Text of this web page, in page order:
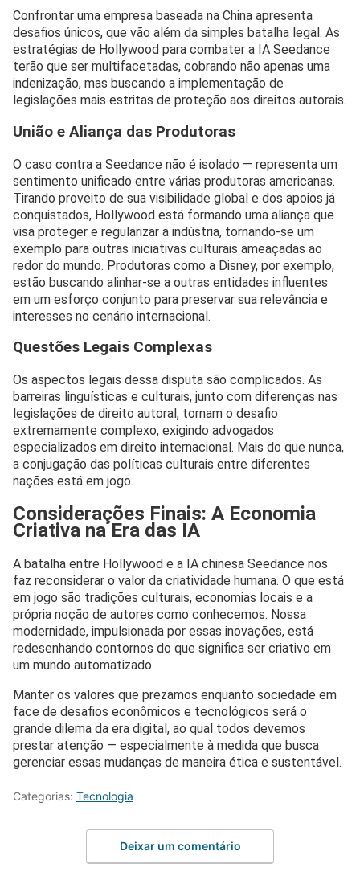
Confrontar uma empresa baseada na China apresenta
desafios únicos, que vão além da simples batalha legal. As
estratégias de Hollywood para combater a IA Seedance
terão que ser multifacetadas, cobrando não apenas uma
indenização, mas buscando a implementação de
legislações mais estritas de proteção aos direitos autorais.
União e Aliança das Produtoras
O caso contra a Seedance não é isolado — representa um
sentimento unificado entre várias produtoras americanas.
Tirando proveito de sua visibilidade global e dos apoios já
conquistados, Hollywood está formando uma aliança que
visa proteger e regularizar a indústria, tornando-se um
exemplo para outras iniciativas culturais ameaçadas ao
redor do mundo. Produtoras como a Disney, por exemplo,
estão buscando alinhar-se a outras entidades influentes
em um esforço conjunto para preservar sua relevância e
interesses no cenário internacional.
Questões Legais Complexas
Os aspectos legais dessa disputa são complicados. As
barreiras linguísticas e culturais, junto com diferenças nas
legislações de direito autoral, tornam o desafio
extremamente complexo, exigindo advogados
especializados em direito internacional. Mais do que nunca,
a conjugação das políticas culturais entre diferentes
nações está em jogo.
Considerações Finais: A Economia
Criativa na Era das IA
A batalha entre Hollywood e a IA chinesa Seedance nos
faz reconsiderar o valor da criatividade humana. O que está
em jogo são tradições culturais, economias locais e a
própria noção de autores como conhecemos. Nossa
modernidade, impulsionada por essas inovações, está
redesenhando contornos do que significa ser criativo em
um mundo automatizado.
Manter os valores que prezamos enquanto sociedade em
face de desafios econômicos e tecnológicos será o
grande dilema da era digital, ao qual todos devemos
prestar atenção — especialmente à medida que busca
gerenciar essas mudanças de maneira ética e sustentável.
Categorias: Tecnologia
Deixar um comentário